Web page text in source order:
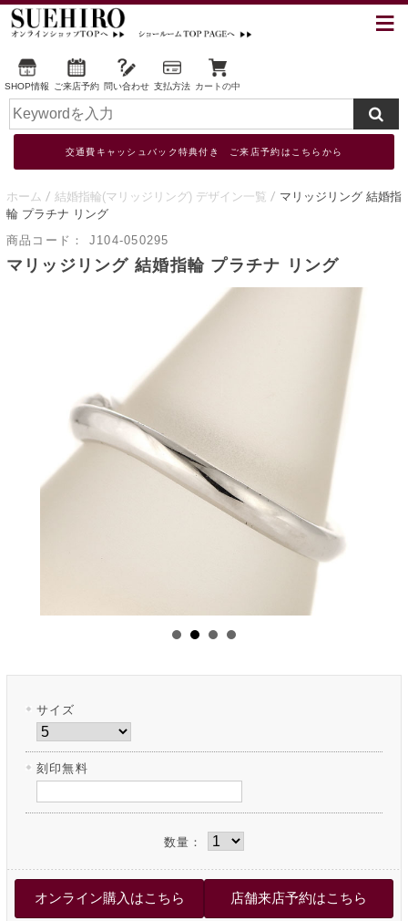
SHOP情報 ご来店予約 問い合わせ 支払方法 カートの中
交通費キャッシュバック特典付き ご来店予約はこちらから
ホーム 結婚指輪(マリッジリング) デザイン一覧
マリッジリング 結婚指
輪 プラチナ リング
商品コード：
J104-050295
マリッジリング 結婚指輪 プラチナ リング
サイズ
刻印無料
数量：